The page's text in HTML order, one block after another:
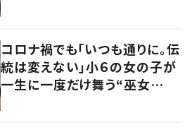
コロナ禍でも「いつも通りに。伝
統は変えない」小６の女の子が
一生に一度だけ舞う“巫女